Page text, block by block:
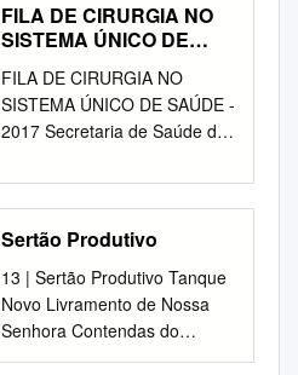
TERRITÓRIO MUNICÍPIO
COD MI CNPJ PROPONENTE
PARA 3ª ETAPA - VISITA DE
CAMPO Bacia do Jacuípe
Baixa Grande 1302
CLASSIFICADA Bacia do
Jacuípe Baixa Grande 1023
07.933.539/0001-42
ASSOCIACAO COMUNITARIA
GENTIL DO PAULISTA
CLASSIFICADA Bacia do
FILA DE CIRURGIA NO
SISTEMA ÚNICO DE
De Saúde Do Estado Da
BAHIA* *Dados Obtidos
Via Lei De Acesso À
12.527/2011)
FILA DE CIRURGIA NO
SISTEMA ÚNICO DE SAÚDE -
2017 Secretaria de Saúde do
obtidos via Lei de Acesso à
Informação (Lei nº
12.527/2011). Período
2017. O Governo do Estado
não forneceu informações de
anos anteriores. Ano de
Sertão Produtivo
13 | Sertão Produtivo Tanque
Novo Livramento de Nossa
Senhora Contendas do
Sincorá Dom Basílio Ituaçú